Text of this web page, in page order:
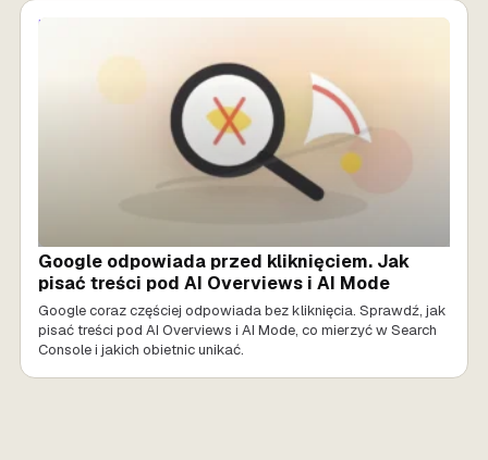
MARKETING AI
Google odpowiada przed kliknięciem. Jak
pisać treści pod AI Overviews i AI Mode
Google coraz częściej odpowiada bez kliknięcia. Sprawdź, jak
pisać treści pod AI Overviews i AI Mode, co mierzyć w Search
Console i jakich obietnic unikać.